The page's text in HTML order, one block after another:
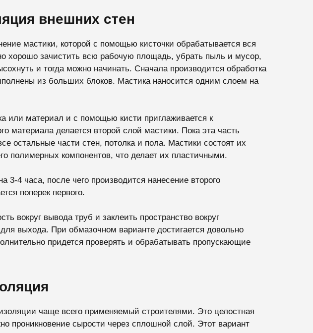
внешних стен
мастики, которой с помощью кисточки обрабатывается вся
хорошо зачистить всю рабочую площадь, убрать пыль и мусор,
и тогда можно начинать. Сначала производится обработка
из больших блоков. Мастика наносится одним слоем на
или материал и с помощью кисти приглаживается к
материала делается второй слой мастики. Пока эта часть
остальные части стен, потолка и пола. Мастики состоят их
полимерных компонентов, что делает их пластичными.
3-4 часа, после чего производится нанесение второго
поперек первого.
вокруг вывода труб и заклеить пространство вокруг
выхода. При обмазочном варианте достигается довольно
придется проверять и обрабатывать пропускающие
чаще всего применяемый строителями. Это целостная
проникновение сырости через сплошной слой. Этот вариант